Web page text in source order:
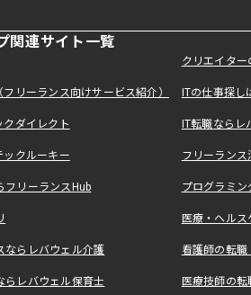
関連サイト一覧
クリエイタ
リーランス向けサービス紹介） ITの仕事探
クダイレクト IT転職なら
ックルーキー フリーラン
フリーランスHub プログラミ
医療・ヘル
ならレバウェル介護 看護師の転
らレバウェル保育士 医療技師の